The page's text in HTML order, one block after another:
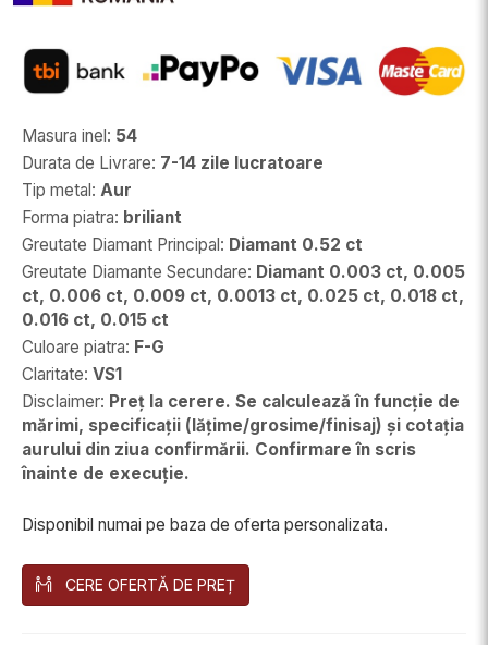
Masura inel: 54
Durata de Livrare: 7-14 zile lucratoare
Tip metal: Aur
Forma piatra: briliant
Greutate Diamant Principal: Diamant 0.52 ct
Greutate Diamante Secundare: Diamant 0.003 ct, 0.005
ct, 0.006 ct, 0.009 ct, 0.0013 ct, 0.025 ct, 0.018 ct,
0.016 ct, 0.015 ct
Culoare piatra: F-G
Claritate: VS1
Disclaimer: Preț la cerere. Se calculează în funcție de
mărimi, specificații (lățime/grosime/finisaj) și cotația
aurului din ziua confirmării. Confirmare în scris
înainte de execuție.
Disponibil numai pe baza de oferta personalizata.
CERE OFERTĂ DE PREȚ